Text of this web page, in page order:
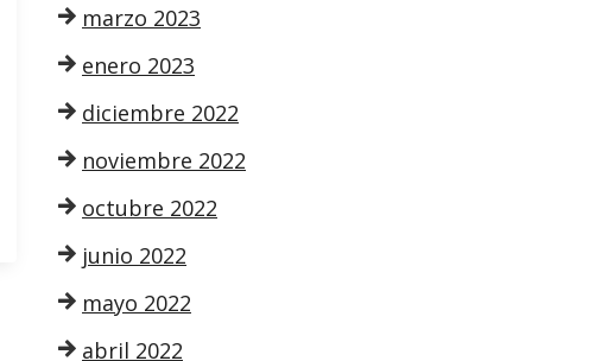
marzo 2023
enero 2023
diciembre 2022
noviembre 2022
octubre 2022
junio 2022
mayo 2022
abril 2022